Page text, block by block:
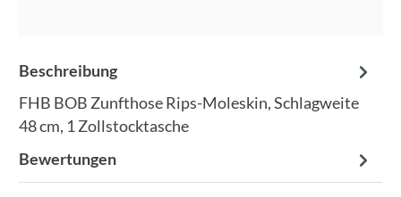
Beschreibung
FHB BOB Zunfthose Rips-Moleskin, Schlagweite
48 cm, 1 Zollstocktasche
Bewertungen